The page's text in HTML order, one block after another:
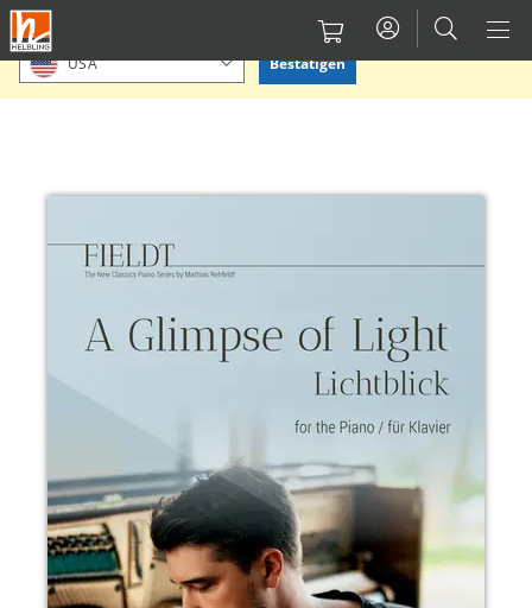
Direkt
zum
Inhalt
Bitte Standort bestätigen oder einen anderen auswählen.
USA Bestätigen